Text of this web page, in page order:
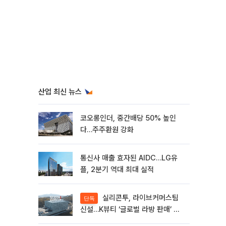
산업 최신 뉴스
코오롱인더, 중간배당 50% 높인
다…주주환원 강화
통신사 매출 효자된 AIDC…LG유
플, 2분기 역대 최대 실적
단독
신설…K뷰티 ‘글로벌 라방 판매’ 확